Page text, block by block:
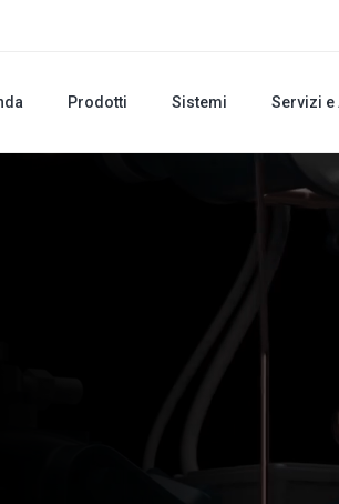
Prodotti Sistemi Servizi e